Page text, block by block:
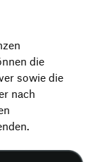
die
sowie die
nach